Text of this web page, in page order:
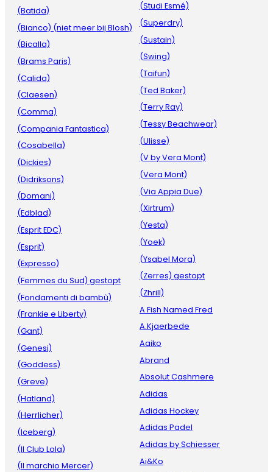
(Batida)
(Bianco) (niet meer bij Blosh)
(Bicalla)
(Brams Paris)
(Calida)
(Claesen)
(Comma)
(Compania Fantastica)
(Cosabella)
(Dickies)
(Didriksons)
(Domani)
(Edblad)
(Esprit EDC)
(Esprit)
(Expresso)
(Femmes du Sud) gestopt
(Fondamenti di bambù)
(Frankie e Liberty)
(Gant)
(Genesi)
(Goddess)
(Greve)
(Hatland)
(Herrlicher)
(Iceberg)
(Il Club Lola)
(Il marchio Mercer)
(Studi Esmé)
(Superdry)
(Sustain)
(Swing)
(Taifun)
(Ted Baker)
(Terry Ray)
(Tessy Beachwear)
(Ulisse)
(V by Vera Mont)
(Vera Mont)
(Via Appia Due)
(Xirtrum)
(Yesta)
(Yoek)
(Ysabel Mora)
(Zerres) gestopt
(Zhrill)
A Fish Named Fred
A.Kjaerbede
Aaiko
Abrand
Absolut Cashmere
Adidas
Adidas Hockey
Adidas Padel
Adidas by Schiesser
Ai&Ko